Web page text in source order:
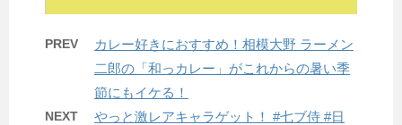
PREV
カレー好きにおすすめ！相模大野 ラーメン
二郎の「和っカレー」がこれからの暑い季
節にもイケる！
NEXT
やっと激レアキャラゲット！ #七ブ侍 #日